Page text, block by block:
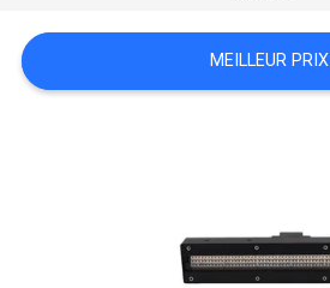
DEMANDEZ
MEILLEUR PRIX